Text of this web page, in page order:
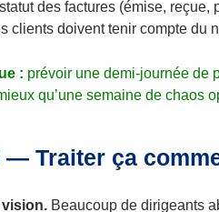
des factures (émise,
clients doivent tenir compte du
: prévoir une demi-journée de
qu’une semaine de chaos
— Traiter ça
vision. Beaucoup de dirigeants